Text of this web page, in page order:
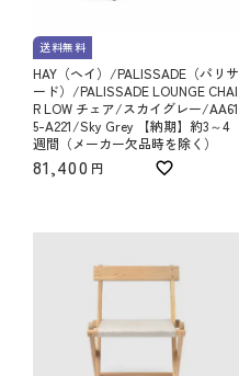
送料無料
HAY（ヘイ）/PALISSADE（パリサ
ード）/PALISSADE LOUNGE CHAI
R LOW チェア/スカイグレー/AA61
5-A221/Sky Grey 【納期】約3～4
週間（メーカー欠品時を除く）
81,400